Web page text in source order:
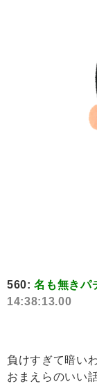
560:名も無きパ
14:38:13.00
負けすぎて暗い
おまえらのいい